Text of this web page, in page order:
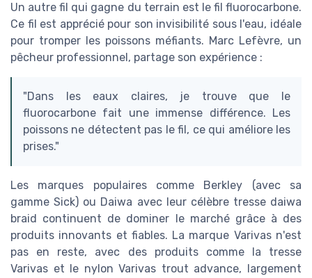
Un autre fil qui gagne du terrain est le fil fluorocarbone.
Ce fil est apprécié pour son invisibilité sous l'eau, idéale
pour tromper les poissons méfiants. Marc Lefèvre, un
pêcheur professionnel, partage son expérience :
"Dans les eaux claires, je trouve que le
fluorocarbone fait une immense différence. Les
poissons ne détectent pas le fil, ce qui améliore les
prises."
Les marques populaires comme Berkley (avec sa
gamme Sick) ou Daiwa avec leur célèbre tresse daiwa
braid continuent de dominer le marché grâce à des
produits innovants et fiables. La marque Varivas n'est
pas en reste, avec des produits comme la tresse
Varivas et le nylon Varivas trout advance, largement